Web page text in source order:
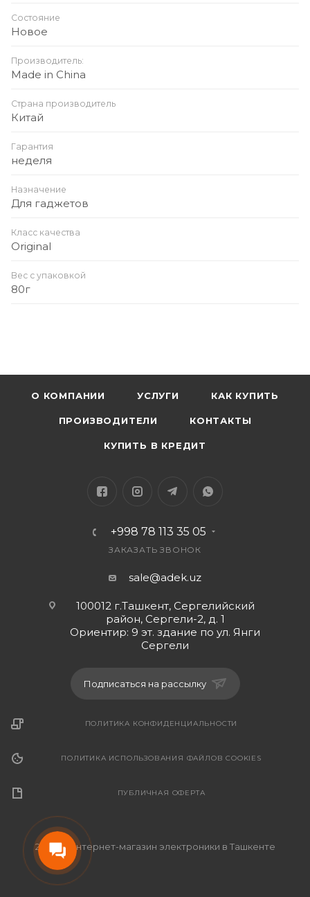
Состояние
Новое
Производитель:
Made in China
Страна производитель
Китай
Гарантия
неделя
Назначение
Для гаджетов
Класс качества
Original
Вес с упаковкой
80г
О КОМПАНИИ УСЛУГИ КАК КУПИТЬ
ПРОИЗВОДИТЕЛИ КОНТАКТЫ
КУПИТЬ В КРЕДИТ
+998 78 113 35 05
ЗАКАЗАТЬ ЗВОНОК
sale@adek.uz
100012 г.Ташкент, Сергелийский
район, Сергели-2, д. 1
Ориентир: 9 эт. здание по ул. Янги
Сергели
Подписаться на рассылку
ПОЛИТИКА КОНФИДЕНЦИАЛЬНОСТИ
ПОЛИТИКА ИСПОЛЬЗОВАНИЯ ФАЙЛОВ COOKIES
ПУБЛИЧНАЯ ОФЕРТА
2026 © Интернет-магазин электроники в Ташкенте